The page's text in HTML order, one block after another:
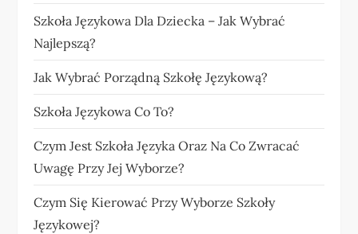
Szkoła Językowa Dla Dziecka – Jak Wybrać
Najlepszą?
Jak Wybrać Porządną Szkołę Językową?
Szkoła Językowa Co To?
Czym Jest Szkoła Języka Oraz Na Co Zwracać
Uwagę Przy Jej Wyborze?
Czym Się Kierować Przy Wyborze Szkoły
Językowej?